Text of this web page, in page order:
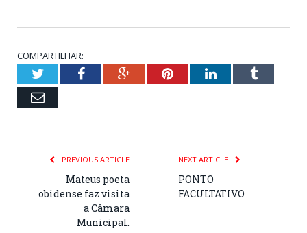
COMPARTILHAR:
TwitterFacebookGoogle+PinterestLinkedInTumblr
Email
PREVIOUS ARTICLE
Mateus poeta
obidense faz visita
a Câmara
Municipal.
NEXT ARTICLE
PONTO
FACULTATIVO